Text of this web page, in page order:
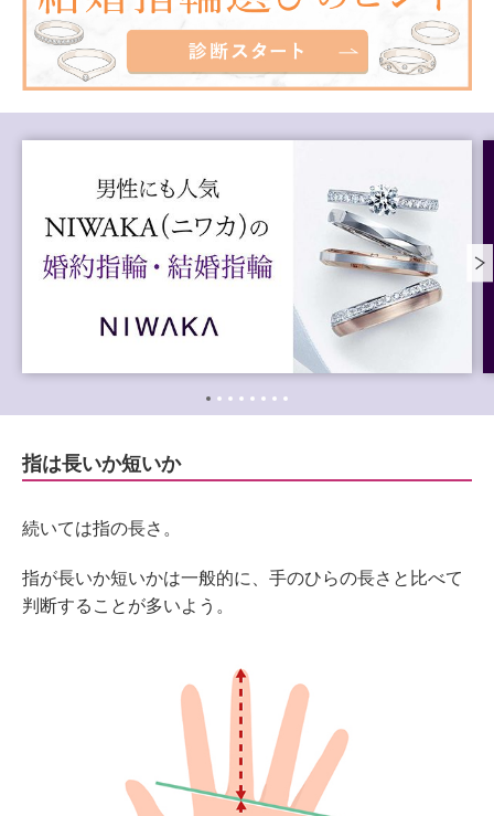
指は長いか短いか
続いては指の長さ。
指が長いか短いかは一般的に、手のひらの長さと比べて
判断することが多いよう。